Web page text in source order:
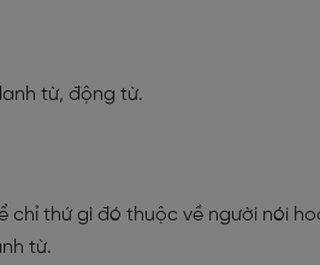
từ, động từ.
chỉ thứ gì đó thuộc về người nói
từ.